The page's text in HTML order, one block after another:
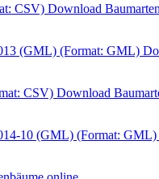
CSV) Download
(GML) (Format: GML)
CSV) Download
10 (GML) (Format: GML)